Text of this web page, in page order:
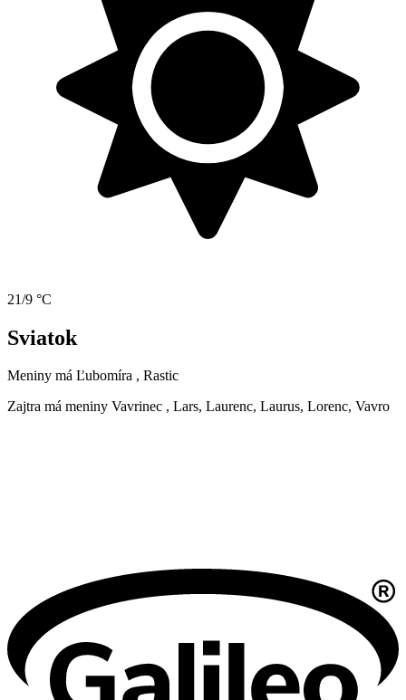
21/9 °C
Sviatok
Meniny má Ľubomíra , Rastic
Zajtra má meniny Vavrinec , Lars, Laurenc, Laurus, Lorenc, Vavro